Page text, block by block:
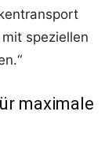
speziellen
maximale